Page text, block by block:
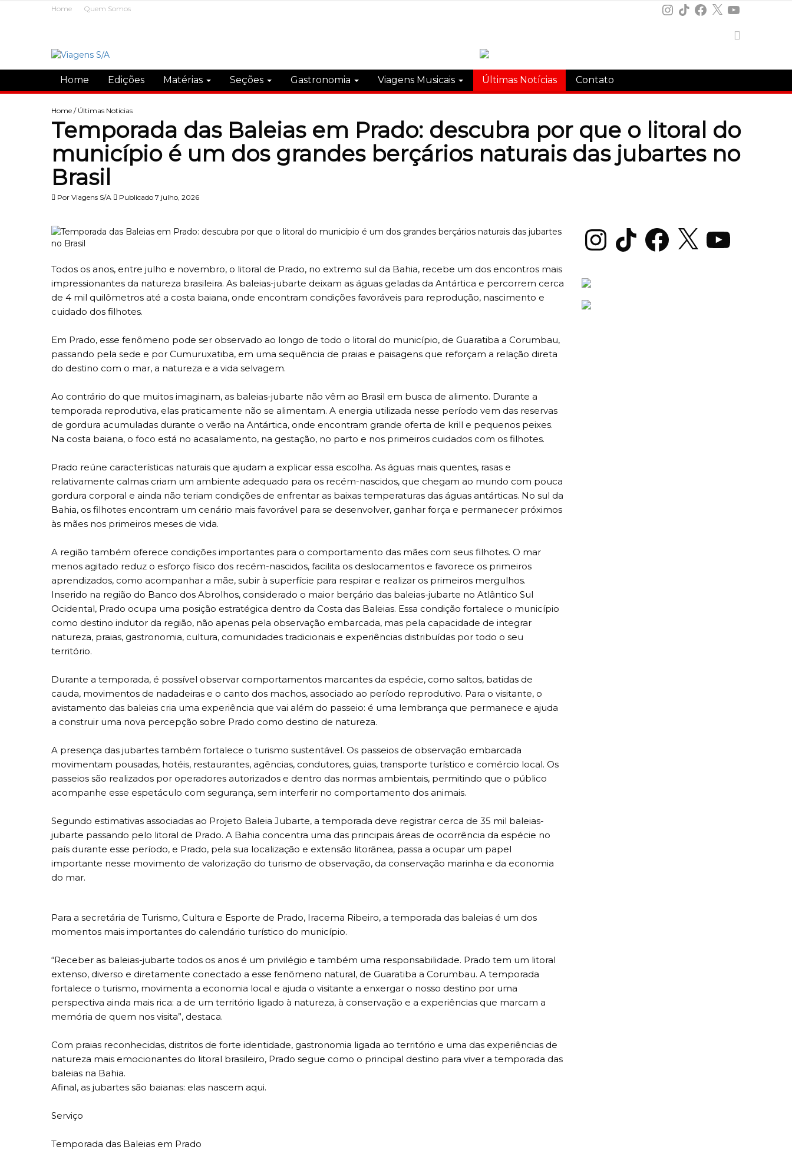
Home Quem Somos Instagram
TikTokFacebook
X YouTube
Home Edições Matérias Seções Gastronomia Viagens Musicais Últimas Notícias Contato
Home / Últimas Notícias
Temporada das Baleias em Prado: descubra por que o litoral do
município é um dos grandes berçários naturais das jubartes no
Brasil
Por Viagens S/A Publicado 7 julho, 2026
Todos os anos, entre julho e novembro, o litoral de Prado, no extremo sul da Bahia, recebe um dos encontros mais
impressionantes da natureza brasileira. As baleias-jubarte deixam as águas geladas da Antártica e percorrem cerca
de 4 mil quilômetros até a costa baiana, onde encontram condições favoráveis para reprodução, nascimento e
cuidado dos filhotes.
Em Prado, esse fenômeno pode ser observado ao longo de todo o litoral do município, de Guaratiba a Corumbau,
passando pela sede e por Cumuruxatiba, em uma sequência de praias e paisagens que reforçam a relação direta
do destino com o mar, a natureza e a vida selvagem.
Ao contrário do que muitos imaginam, as baleias-jubarte não vêm ao Brasil em busca de alimento. Durante a
temporada reprodutiva, elas praticamente não se alimentam. A energia utilizada nesse período vem das reservas
de gordura acumuladas durante o verão na Antártica, onde encontram grande oferta de krill e pequenos peixes.
Na costa baiana, o foco está no acasalamento, na gestação, no parto e nos primeiros cuidados com os filhotes.
Prado reúne características naturais que ajudam a explicar essa escolha. As águas mais quentes, rasas e
relativamente calmas criam um ambiente adequado para os recém-nascidos, que chegam ao mundo com pouca
gordura corporal e ainda não teriam condições de enfrentar as baixas temperaturas das águas antárticas. No sul da
Bahia, os filhotes encontram um cenário mais favorável para se desenvolver, ganhar força e permanecer próximos
às mães nos primeiros meses de vida.
A região também oferece condições importantes para o comportamento das mães com seus filhotes. O mar
menos agitado reduz o esforço físico dos recém-nascidos, facilita os deslocamentos e favorece os primeiros
aprendizados, como acompanhar a mãe, subir à superfície para respirar e realizar os primeiros mergulhos.
Inserido na região do Banco dos Abrolhos, considerado o maior berçário das baleias-jubarte no Atlântico Sul
Ocidental, Prado ocupa uma posição estratégica dentro da Costa das Baleias. Essa condição fortalece o município
como destino indutor da região, não apenas pela observação embarcada, mas pela capacidade de integrar
natureza, praias, gastronomia, cultura, comunidades tradicionais e experiências distribuídas por todo o seu
território.
Durante a temporada, é possível observar comportamentos marcantes da espécie, como saltos, batidas de
cauda, movimentos de nadadeiras e o canto dos machos, associado ao período reprodutivo. Para o visitante, o
avistamento das baleias cria uma experiência que vai além do passeio: é uma lembrança que permanece e ajuda
a construir uma nova percepção sobre Prado como destino de natureza.
A presença das jubartes também fortalece o turismo sustentável. Os passeios de observação embarcada
movimentam pousadas, hotéis, restaurantes, agências, condutores, guias, transporte turístico e comércio local. Os
passeios são realizados por operadores autorizados e dentro das normas ambientais, permitindo que o público
acompanhe esse espetáculo com segurança, sem interferir no comportamento dos animais.
Segundo estimativas associadas ao Projeto Baleia Jubarte, a temporada deve registrar cerca de 35 mil baleias-
jubarte passando pelo litoral de Prado. A Bahia concentra uma das principais áreas de ocorrência da espécie no
país durante esse período, e Prado, pela sua localização e extensão litorânea, passa a ocupar um papel
importante nesse movimento de valorização do turismo de observação, da conservação marinha e da economia
do mar.
Para a secretária de Turismo, Cultura e Esporte de Prado, Iracema Ribeiro, a temporada das baleias é um dos
momentos mais importantes do calendário turístico do município.
“Receber as baleias-jubarte todos os anos é um privilégio e também uma responsabilidade. Prado tem um litoral
extenso, diverso e diretamente conectado a esse fenômeno natural, de Guaratiba a Corumbau. A temporada
fortalece o turismo, movimenta a economia local e ajuda o visitante a enxergar o nosso destino por uma
perspectiva ainda mais rica: a de um território ligado à natureza, à conservação e a experiências que marcam a
memória de quem nos visita”, destaca.
Com praias reconhecidas, distritos de forte identidade, gastronomia ligada ao território e uma das experiências de
natureza mais emocionantes do litoral brasileiro, Prado segue como o principal destino para viver a temporada das
baleias na Bahia.
Afinal, as jubartes são baianas: elas nascem aqui.
Serviço
Temporada das Baleias em Prado
InstagramTikTok Facebook
X YouTube